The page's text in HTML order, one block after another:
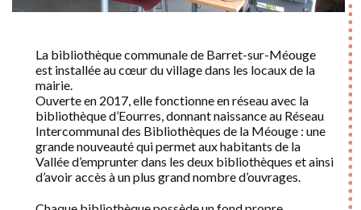
La bibliothèque communale de Barret-sur-Méouge
est installée au cœur du village dans les locaux de la
mairie.
Ouverte en 2017, elle fonctionne en réseau avec la
bibliothèque d’Eourres, donnant naissance au Réseau
Intercommunal des Bibliothèques de la Méouge : une
grande nouveauté qui permet aux habitants de la
Vallée d’emprunter dans les deux bibliothèques et ainsi
d’avoir accès à un plus grand nombre d’ouvrages.